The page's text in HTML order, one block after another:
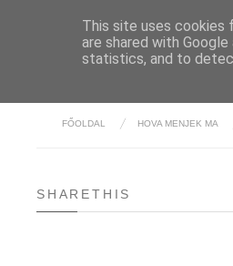
FŐOLDAL HOVA MENJEK MA
SHARETHIS
This site uses cookies
are shared with
statistics, and to